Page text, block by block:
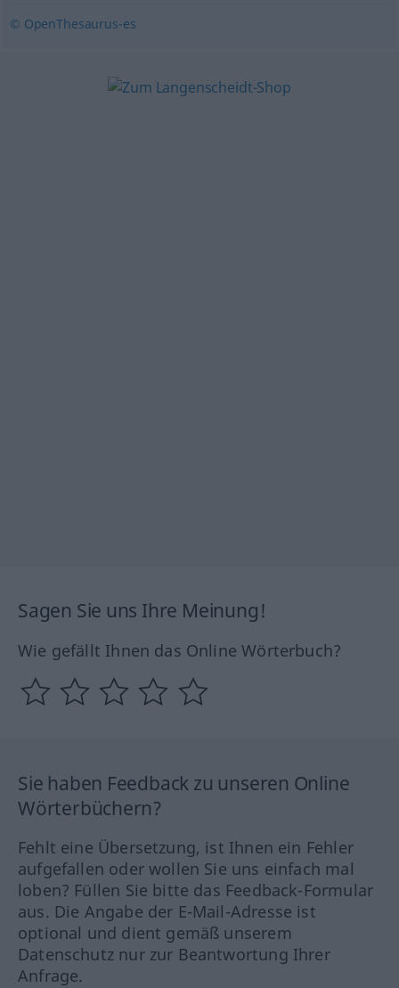
© OpenThesaurus-es
Sagen Sie uns Ihre Meinung!
Wie gefällt Ihnen das Online Wörterbuch?
Sie haben Feedback zu unseren Online
Wörterbüchern?
Fehlt eine Übersetzung, ist Ihnen ein Fehler
aufgefallen oder wollen Sie uns einfach mal
loben? Füllen Sie bitte das Feedback-Formular
aus. Die Angabe der E-Mail-Adresse ist
optional und dient gemäß unserem
Datenschutz nur zur Beantwortung Ihrer
Anfrage.